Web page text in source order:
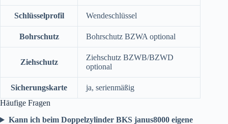
Schlüsselprofil Wendeschlüssel
Bohrschutz Bohrschutz BZWA optional
Ziehschutz
Ziehschutz BZWB/BZWD
optional
Sicherungskarte
ja, serienmäßig
Häufige Fragen
Kann ich beim Doppelzylinder BKS janus8000 eigene